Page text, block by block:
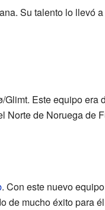
Su talento lo llevó
Este equipo era
Norte de Noruega de
. Con este nuevo
de mucho éxito para